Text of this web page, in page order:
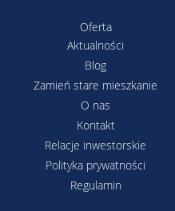
Oferta
Aktualności
Blog
Zamień stare mieszkanie
O nas
Kontakt
Relacje inwestorskie
Polityka prywatności
Regulamin